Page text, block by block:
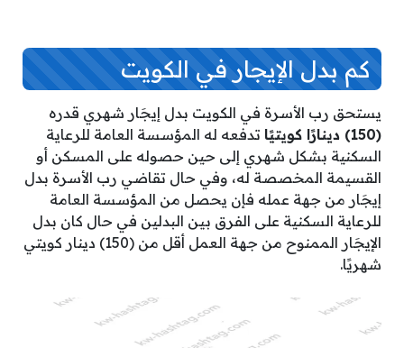
كم بدل الإيجار في الكويت
يستحق رب الأسرة في الكويت بدل إيجَار شهري قدره
(150) دينارًا كويتيًا
تدفعه له المؤسسة العامة للرعاية
السكنية بشكل شهري إلى حين حصوله على المسكن أو
القسيمة المخصصة له، وفي حال تقاضي رب الأسرة بدل
إيجَار من جهة عمله فإن يحصل من المؤسسة العامة
للرعاية السكنية على الفرق بين البدلين في حال كان بدل
الإيجَار الممنوح من جهة العمل أقل من (150) دينار كويتي
شهريًا.